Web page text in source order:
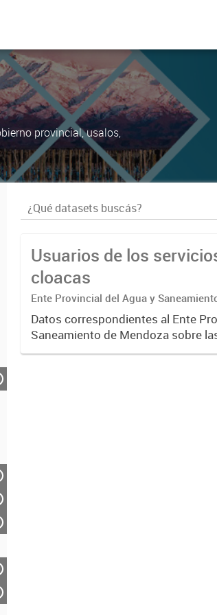
provincial, usalos,
Usuarios de los
cloacas
Ente Provincial del Agua y
Datos correspondientes al Ente
Saneamiento de Mendoza sobre
diversos operadores que tienen a